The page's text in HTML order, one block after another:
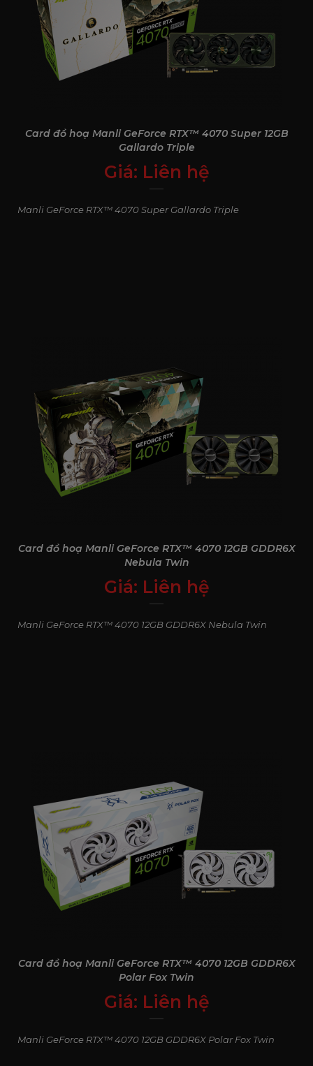
Card đồ hoạ Manli GeForce RTX™ 4070 Super 12GB
Gallardo Triple
Giá: Liên hệ
0₫
Manli GeForce RTX™ 4070 Super Gallardo Triple
Card đồ hoạ Manli GeForce RTX™ 4070 12GB GDDR6X
Nebula Twin
Giá: Liên hệ
0₫
Manli GeForce RTX™ 4070 12GB GDDR6X Nebula Twin
Card đồ hoạ Manli GeForce RTX™ 4070 12GB GDDR6X
Polar Fox Twin
Giá: Liên hệ
0₫
Manli GeForce RTX™ 4070 12GB GDDR6X Polar Fox Twin